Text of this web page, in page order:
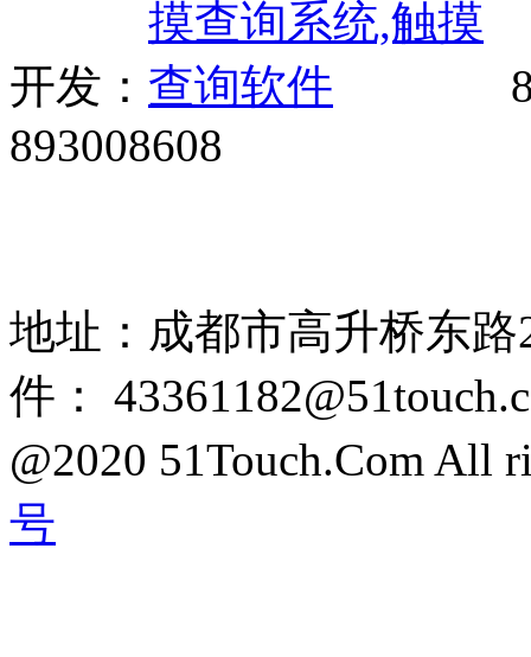
开发：
893008608
地址：成都市高升桥东
件：
@2020 51Touch.Com All
号